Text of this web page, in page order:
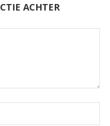
ACHTER